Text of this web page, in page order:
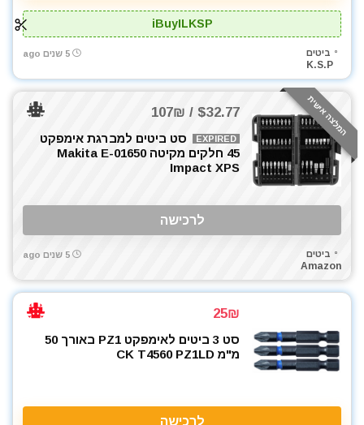
iBuyILKSP
ביטים
K.S.P
5 שנים ago
המלצה אישית $32.77 / 107₪
EXPIRED
סט ביטים למברגת אימפקט
45 חלקים מקיטה Makita E-01650
Impact XPS
לרכישה
ביטים
Amazon
5 שנים ago
25₪
סט 3 ביטים לאימפקט PZ1 באורך 50
מ"מ CK T4560 PZ1LD
לרכישה